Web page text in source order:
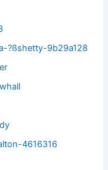
?ßshetty-9b29a128
4616316